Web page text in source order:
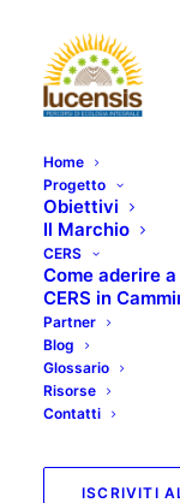
Home
Progetto
Obiettivi
Il Marchio
CERS
Come aderire a
CERS in
Partner
Blog
Glossario
Risorse
Contatti
ISCRIVITI